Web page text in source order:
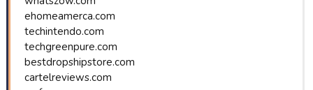
ehomeamerca.com
techintendo.com
techgreenpure.com
bestdropshipstore.com
cartelreviews.com